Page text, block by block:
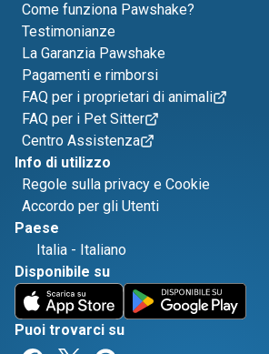
Come funziona Pawshake?
Testimonianze
La Garanzia Pawshake
Pagamenti e rimborsi
FAQ per i proprietari di animali
FAQ per i Pet Sitter
Centro Assistenza
Info di utilizzo
Regole sulla privacy e Cookie
Accordo per gli Utenti
Paese
Italia - Italiano
Disponibile su
Puoi trovarci su